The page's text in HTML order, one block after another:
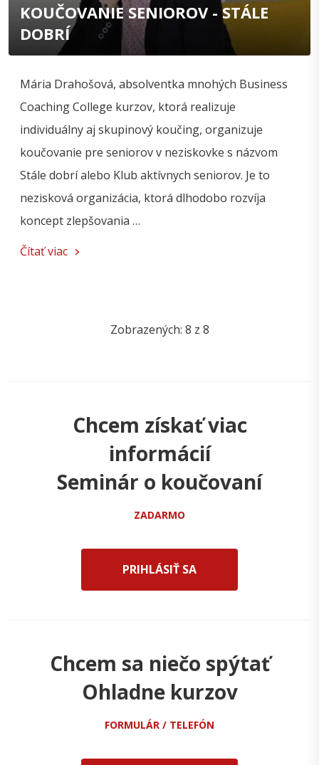
KOUČOVANIE SENIOROV - STÁLE
DOBRÍ
Mária Drahošová, absolventka mnohých Business
Coaching College kurzov, ktorá realizuje
individuálny aj skupinový koučing, organizuje
koučovanie pre seniorov v neziskovke s názvom
Stále dobrí alebo Klub aktívnych seniorov. Je to
nezisková organizácia, ktorá dlhodobo rozvíja
koncept zlepšovania …
Čítať viac
Zobrazených: 8 z 8
Chcem získať viac
informácií
Seminár o koučovaní
ZADARMO
PRIHLÁSIŤ SA
Chcem sa niečo spýtať
Ohladne kurzov
FORMULÁR / TELEFÓN